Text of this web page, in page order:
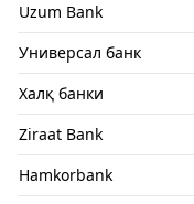
Uzum Bank
Универсал банк
Халқ банки
Ziraat Bank
Hamkorbank